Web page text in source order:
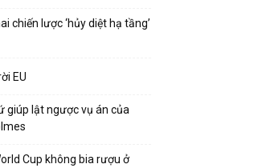
chiến lược ‘hủy diệt hạ tầng’
EU
giúp lật ngược vụ án của
Cup không bia rượu ở